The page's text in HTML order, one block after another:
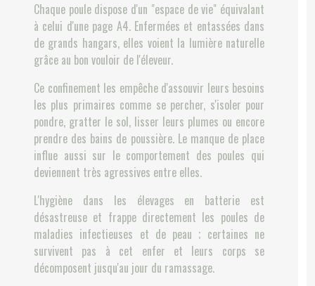
Chaque poule dispose d'un "espace de vie" équivalant
à celui d'une page A4. Enfermées et entassées dans
de grands hangars, elles voient la lumière naturelle
grâce au bon vouloir de l'éleveur.
Ce confinement les empêche d'assouvir leurs besoins
les plus primaires comme se percher, s'isoler pour
pondre, gratter le sol, lisser leurs plumes ou encore
prendre des bains de poussière. Le manque de place
influe aussi sur le comportement des poules qui
deviennent très agressives entre elles.
L'hygiène dans les élevages en batterie est
désastreuse et frappe directement les poules de
maladies infectieuses et de peau ; certaines ne
survivent pas à cet enfer et leurs corps se
décomposent jusqu'au jour du ramassage.